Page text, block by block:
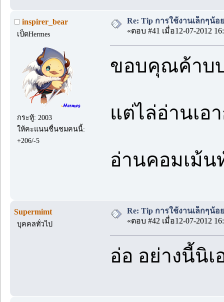
inspirer_bear
เป็ดHermes
กระทู้: 2003
ให้คะแนนชื่นชมคนนี้:
+206/-5
Re: Tip การใช้งานเล็กๆน้อ
«ตอบ #41 เมื่อ12-07-2012
ขอบคุณค้าบ
แต่ไล่อ่านเอ
อ่านคอมเม้น
Supermimt
บุคคลทั่วไป
Re: Tip การใช้งานเล็กๆน้อ
«ตอบ #42 เมื่อ12-07-2012
อ่อ อย่างนี้นิ